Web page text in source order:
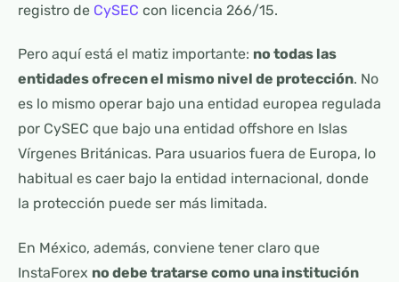
registro de CySEC con licencia 266/15.
Pero aquí está el matiz importante: no todas las
entidades ofrecen el mismo nivel de protección. No
es lo mismo operar bajo una entidad europea regulada
por CySEC que bajo una entidad offshore en Islas
Vírgenes Británicas. Para usuarios fuera de Europa, lo
habitual es caer bajo la entidad internacional, donde
la protección puede ser más limitada.
En México, además, conviene tener claro que
InstaForex no debe tratarse como una institución